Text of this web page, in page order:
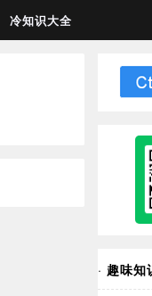
冷知识大全
· 趣味知